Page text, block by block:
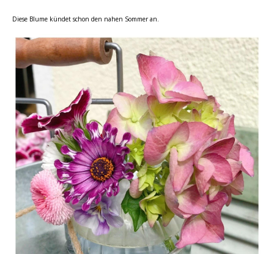
Diese Blume kündet schon den nahen Sommer an.